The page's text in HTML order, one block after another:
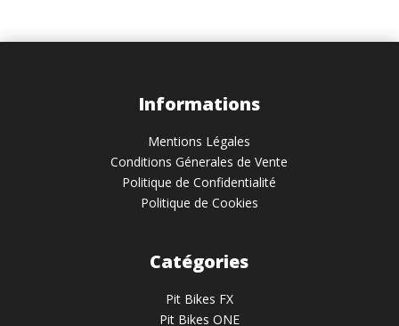
Informations
Mentions Légales
Conditions Génerales de Vente
Politique de Confidentialité
Politique de Cookies
Catégories
Pit Bikes FX
Pit Bikes ONE